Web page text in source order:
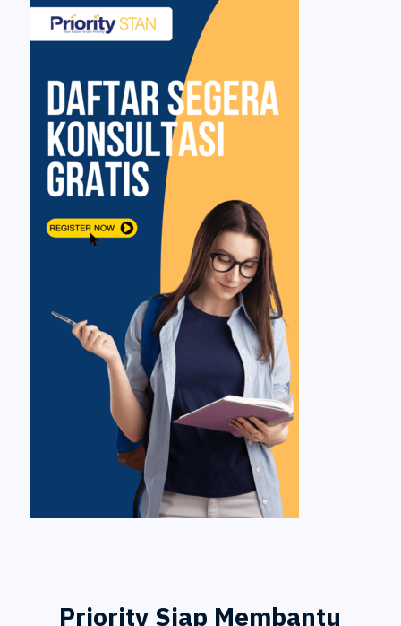
Priority Siap Membantu